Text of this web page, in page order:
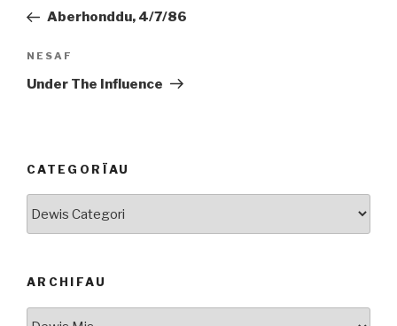
Blaenorol
Aberhonddu, 4/7/86
Cofnod
Nesaf
NESAF
Under The Influence
CATEGORÏAU
ARCHIFAU